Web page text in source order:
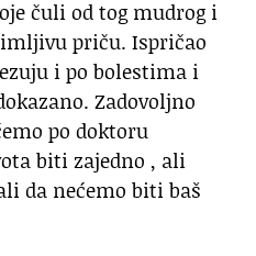
čuli od tog mudrog i
priču. Ispričao
i po bolestima i
Zadovoljno
po doktoru
biti zajedno , ali
da nećemo biti baš